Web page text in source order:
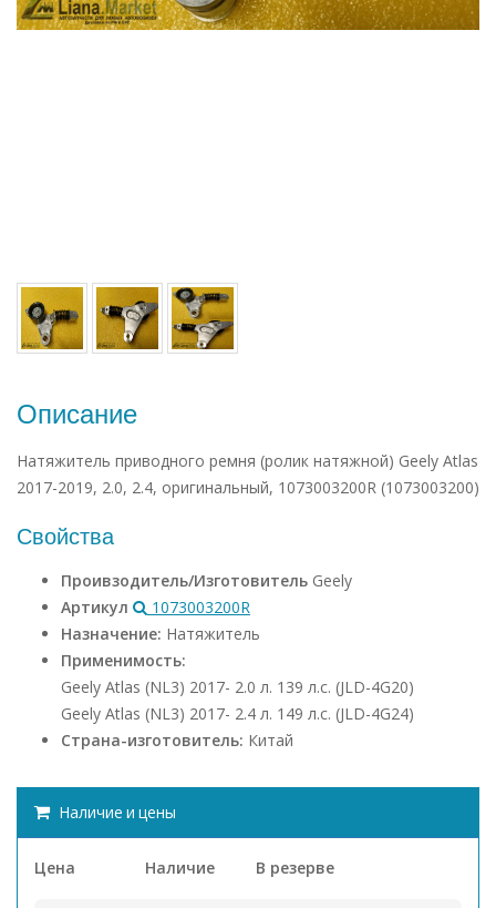
Описание
Натяжитель приводного ремня (ролик натяжной) Geely Atlas
2017-2019, 2.0, 2.4, оригинальный, 1073003200R (1073003200)
Свойства
Проивзодитель/Изготовитель Geely
Артикул
1073003200R
Назначение: Натяжитель
Применимость:
Geely Atlas (NL3) 2017- 2.0 л. 139 л.с. (JLD-4G20)
Geely Atlas (NL3) 2017- 2.4 л. 149 л.с. (JLD-4G24)
Страна-изготовитель: Китай
Наличие и цены
Цена Наличие В резерве